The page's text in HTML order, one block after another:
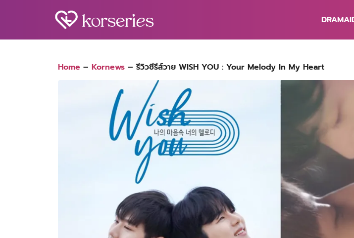
DRAMA
Home – Kornews –รีวิวซีรีส์วาย WISH YOU : Your Melody In My Heart